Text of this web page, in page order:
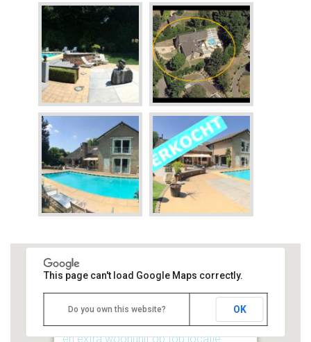
VERKOCHT Villa met allure, zwembad
en extra woonunit op top locatie
This page can't load Google Maps correctly.
Do you own this website? OK